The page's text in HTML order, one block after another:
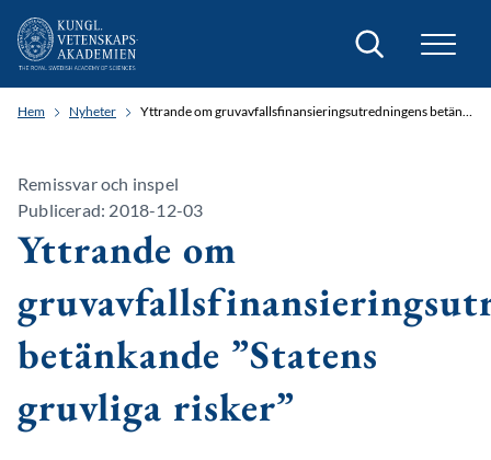
Sök
Hem Nyheter Yttrande om gruvavfallsfinansieringsutredningens betänkande ”Statens gruvliga risker”
Remissvar och inspel
Publicerad: 2018-12-03
Yttrande om
betänkande ”Statens
gruvliga risker”